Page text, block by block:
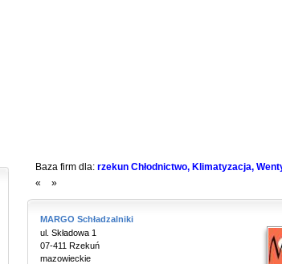
Baza firm dla: rzekun Chłodnictwo, Klimatyzacja,
«
»
MARGO Schładzalniki
ul. Składowa 1
07-411 Rzekuń
mazowieckie